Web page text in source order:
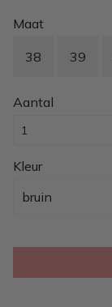
Maat
38 39
Aantal
Kleur
bruin